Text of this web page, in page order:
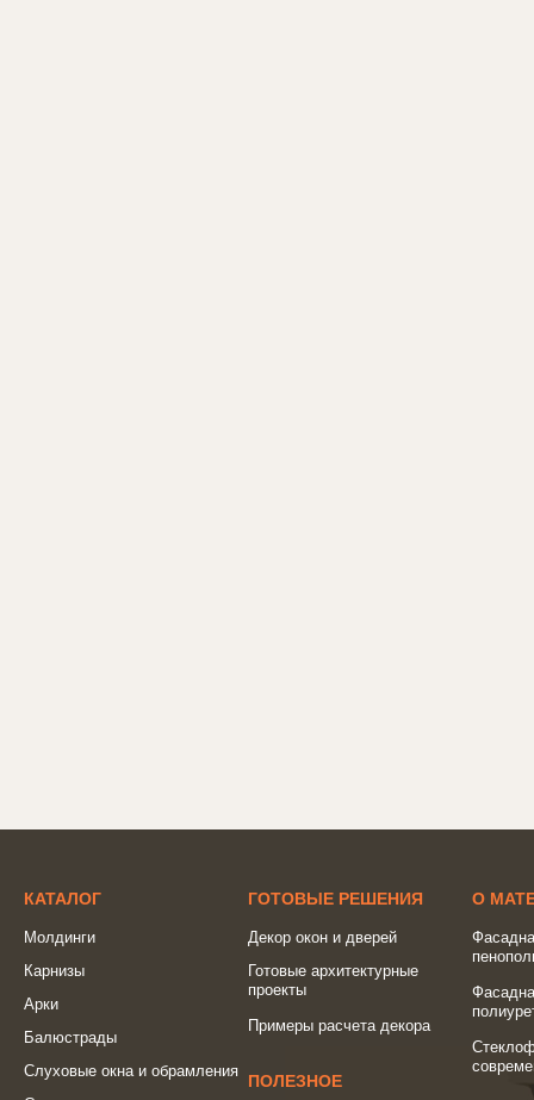
КАТАЛОГ
Молдинги
Карнизы
Арки
Балюстрады
Слуховые окна и обрамления
ГОТОВЫЕ РЕШЕНИЯ
Декор окон и дверей
Готовые архитектурные
проекты
Примеры расчета декора
ПОЛЕЗНОЕ
О